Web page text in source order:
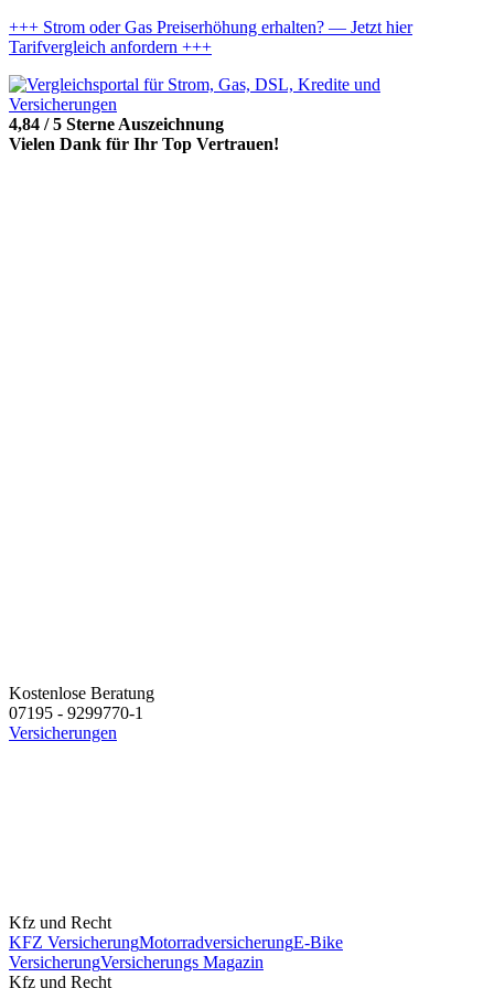
+++ Strom oder Gas Preiserhöhung erhalten? — Jetzt hier
Tarifvergleich anfordern +++
4,84 / 5 Sterne Auszeichnung
Vielen Dank für Ihr Top Vertrauen!
Kostenlose Beratung
07195 - 9299770-1
Versicherungen
Kfz und Recht
KFZ VersicherungMotorradversicherungE-Bike
VersicherungVersicherungs Magazin
Kfz und Recht